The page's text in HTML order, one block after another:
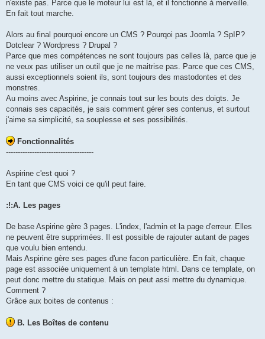
n'existe pas. Parce que le moteur lui est là, et il fonctionne à merveille.
En fait tout marche.
Alors au final pourquoi encore un CMS ? Pourqoi pas Joomla ? SpIP?
Dotclear ? Wordpress ? Drupal ?
Parce que mes compétences ne sont toujours pas celles là, parce que je
ne veux pas utiliser un outil que je ne maitrise pas. Parce que ces CMS,
aussi exceptionnels soient ils, sont toujours des mastodontes et des
monstres.
Au moins avec Aspirine, je connais tout sur les bouts des doigts. Je
connais ses capacités, je sais comment gérer ses contenus, et surtout
j'aime sa simplicité, sa souplesse et ses possibilités.
Fonctionnalités
-------------------------------------
Aspirine c'est quoi ?
En tant que CMS voici ce qu'il peut faire.
:!:A. Les pages
De base Aspirine gère 3 pages. L'index, l'admin et la page d'erreur. Elles
ne peuvent être supprimées. Il est possible de rajouter autant de pages
que voulu bien entendu.
Mais Aspirine gère ses pages d'une facon particulière. En fait, chaque
page est associée uniquement à un template html. Dans ce template, on
peut donc mettre du statique. Mais on peut assi mettre du dynamique.
Comment ?
Grâce aux boites de contenus :
B. Les Boîtes de contenu